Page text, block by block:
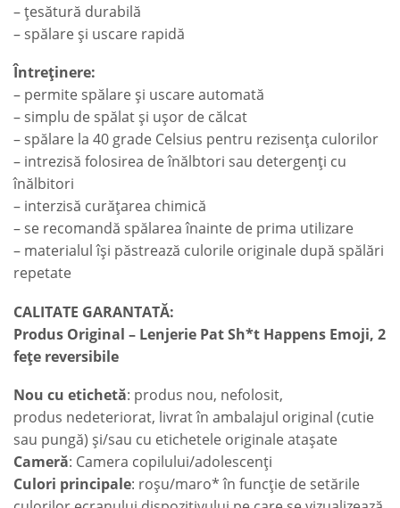
– țesătură durabilă
– spălare și uscare rapidă
Întreținere:
– permite spălare și uscare automată
– simplu de spălat și ușor de călcat
– spălare la 40 grade Celsius pentru rezisența culorilor
– intrezisă folosirea de înălbtori sau detergenți cu
înălbitori
– interzisă curățarea chimică
– se recomandă spălarea înainte de prima utilizare
– materialul își păstrează culorile originale după spălări
repetate
CALITATE GARANTATĂ:
Produs Original – Lenjerie Pat Sh*t Happens Emoji, 2
fețe reversibile
Nou cu etichetă: produs nou, nefolosit,
produs nedeteriorat, livrat în ambalajul original (cutie
sau pungă) și/sau cu etichetele originale atașate
Cameră: Camera copilului/adolescenți
Culori principale: roșu/maro* în funcție de setările